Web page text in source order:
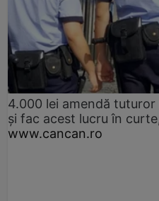
4.000 lei amendă
și fac acest lucru în
www.cancan.ro